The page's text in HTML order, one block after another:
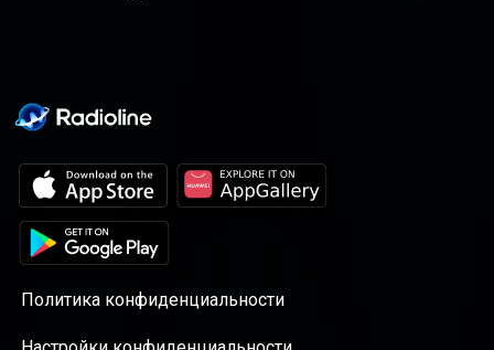
Политика конфиденциальности